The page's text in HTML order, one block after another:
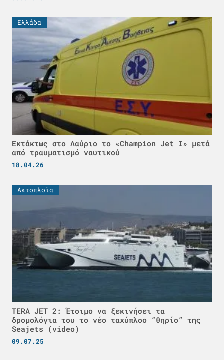
Ελλάδα
Εκτάκτως στο Λαύριο το «Champion Jet I» μετά
από τραυματισμό ναυτικού
18.04.26
Ακτοπλοϊα
TERA JET 2: Έτοιμο να ξεκινήσει τα
δρομολόγια του το νέο ταχύπλοο “θηρίο” της
Seajets (video)
09.07.25